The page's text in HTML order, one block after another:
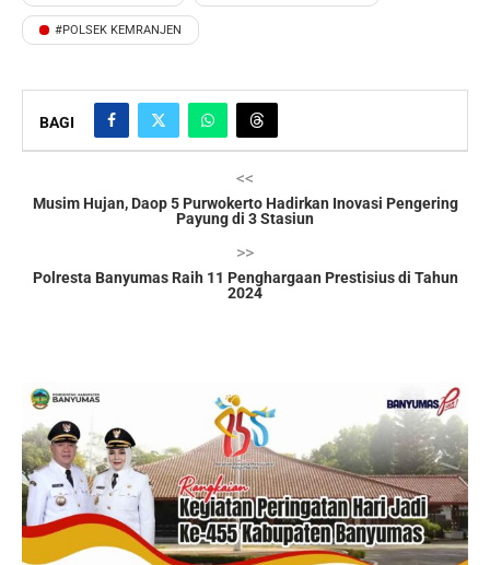
#POLSEK KEMRANJEN
BAGI
<<
Musim Hujan, Daop 5 Purwokerto Hadirkan Inovasi Pengering
Payung di 3 Stasiun
>>
Polresta Banyumas Raih 11 Penghargaan Prestisius di Tahun
2024